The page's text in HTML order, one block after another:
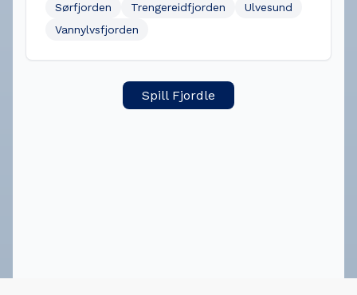
Sørfjorden
Trengereidfjorden
Ulvesund
Vannylvsfjorden
Spill Fjordle